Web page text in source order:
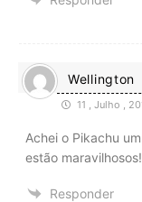
Wellington
11 , Julho ,
Achei o Pikachu
estão maravilhosos!
Responder